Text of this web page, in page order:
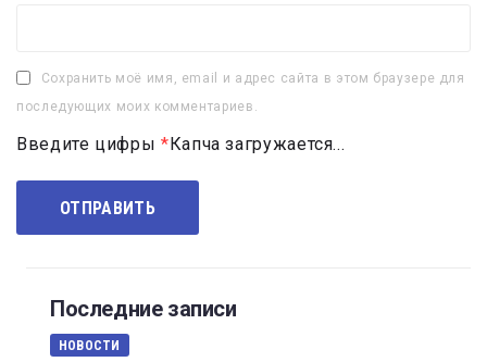
Сохранить моё имя, email и адрес сайта в этом браузере для
последующих моих комментариев.
Введите цифры *Капча загружается...
Последние записи
НОВОСТИ